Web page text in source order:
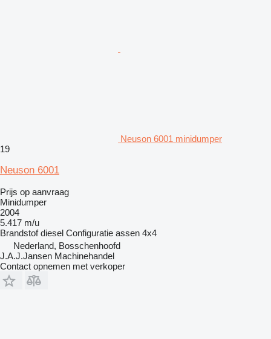
Neuson 6001 minidumper
19
Neuson 6001
Prijs op aanvraag
Minidumper
2004
5.417 m/u
Brandstof diesel Configuratie assen 4x4
Nederland, Bosschenhoofd
J.A.J.Jansen Machinehandel
Contact opnemen met verkoper